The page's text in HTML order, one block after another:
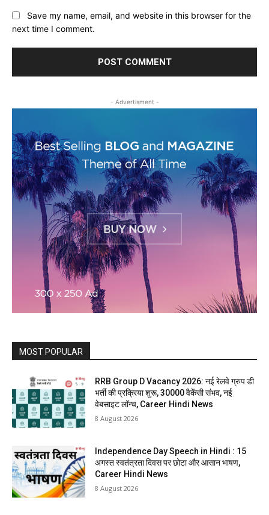
Save my name, email, and website in this browser for the
next time I comment.
- Advertisment -
MOST POPULAR
RRB Group D Vacancy 2026: नई रेलवे ग्रुप डी
भर्ती की प्रक्रिया शुरू, 30000 वैकेंसी संभव, नई
वेबसाइट लॉन्च, Career Hindi News
8 August 2026
Independence Day Speech in Hindi : 15
अगस्त स्वतंत्रता दिवस पर छोटा और आसान भाषण,
Career Hindi News
8 August 2026